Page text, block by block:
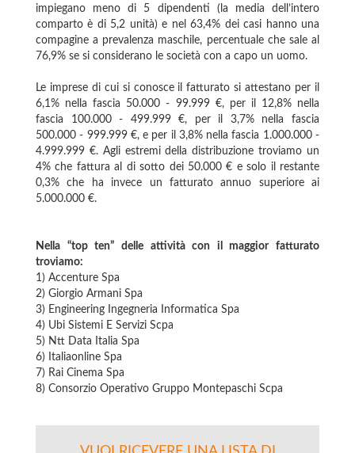
impiegano meno di 5 dipendenti (la media dell’intero
comparto è di 5,2 unità) e nel 63,4% dei casi hanno una
compagine a prevalenza maschile, percentuale che sale al
76,9% se si considerano le società con a capo un uomo.
Le imprese di cui si conosce il fatturato si attestano per il
6,1% nella fascia 50.000 - 99.999 €, per il 12,8% nella
fascia 100.000 - 499.999 €, per il 3,7% nella fascia
500.000 - 999.999 €, e per il 3,8% nella fascia 1.000.000 -
4.999.999 €. Agli estremi della distribuzione troviamo un
4% che fattura al di sotto dei 50.000 € e solo il restante
0,3% che ha invece un fatturato annuo superiore ai
5.000.000 €.
Nella “top ten” delle attività con il maggior fatturato
troviamo:
1) Accenture Spa
2) Giorgio Armani Spa
3) Engineering Ingegneria Informatica Spa
4) Ubi Sistemi E Servizi Scpa
5) Ntt Data Italia Spa
6) Italiaonline Spa
7) Rai Cinema Spa
8) Consorzio Operativo Gruppo Montepaschi Scpa